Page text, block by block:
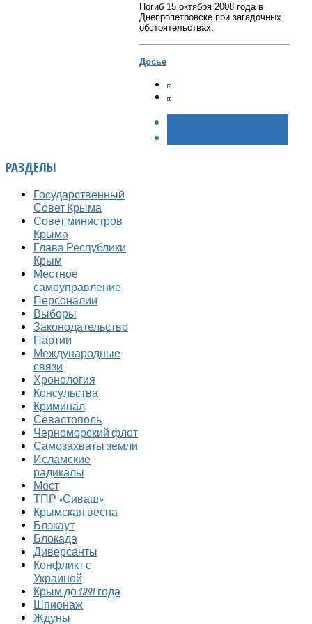
Погиб 15 октября 2008 года в
Днепропетровске при загадочных
обстоятельствах.
Досье
РАЗДЕЛЫ
Государственный
Совет Крыма
Совет министров
Крыма
Глава Республики
Крым
Местное
самоуправление
Персоналии
Выборы
Законодательство
Партии
Международные
связи
Хронология
Консульства
Криминал
Севастополь
Черноморский флот
Самозахваты земли
Исламские
радикалы
Мост
ТПР «Сиваш»
Крымская весна
Блэкаут
Блокада
Диверсанты
Конфликт с
Украиной
Крым до 1991 года
Шпионаж
Ждуны